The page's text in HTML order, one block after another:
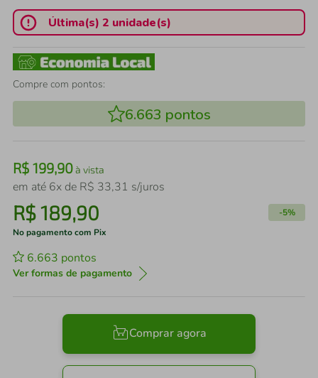
Última(s) 2 unidade(s)
Compre com pontos:
6.663 pontos
R$ 199,90à vista
em até 6x de R$ 33,31 s/juros
R$189,90 -5%
No pagamento com Pix
6.663 pontos
Ver formas de pagamento
Comprar agora